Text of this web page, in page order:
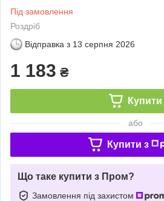
Під замовлення
Роздріб
Відправка з 13 серпня 2026
1 183 ₴
Купити
або
Купити з
Що таке купити з Пром?
Замовлення під захистом